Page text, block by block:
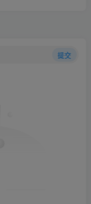
提交